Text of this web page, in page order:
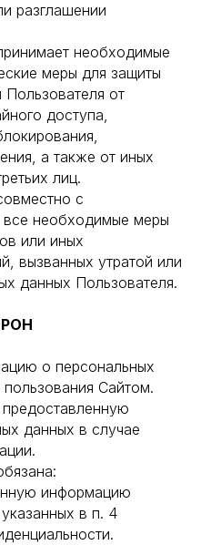
разглашении
необходимые
меры для защиты
от
доступа,
а также от иных
лиц.
с
все необходимые меры
или иных
вызванных утратой или
данных Пользователя.
о персональных
Сайтом.
данных в случае
информацию
в п. 4